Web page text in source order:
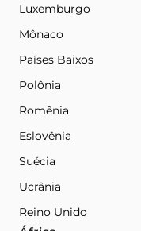
Luxemburgo
Mônaco
Países Baixos
Polônia
Romênia
Eslovênia
Suécia
Ucrânia
Reino Unido